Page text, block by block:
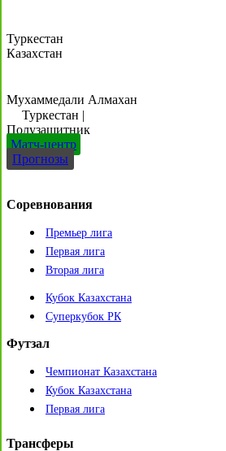
Туркестан
Казахстан
Мухаммедали Алмахан
Туркестан |
Полузащитник
Матч-центр
Прогнозы
Соревнования
Премьер лига
Первая лига
Вторая лига
Кубок Казахстана
Суперкубок РК
Футзал
Чемпионат Казахстана
Кубок Казахстана
Первая лига
Трансферы